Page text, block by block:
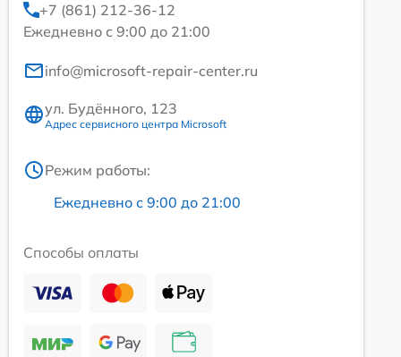
+7 (861) 212-36-12
Ежедневно с 9:00 до 21:00
info@microsoft-repair-center.ru
ул. Будённого, 123
Адрес сервисного центра Microsoft
Режим работы:
Ежедневно с 9:00 до 21:00
Способы оплаты